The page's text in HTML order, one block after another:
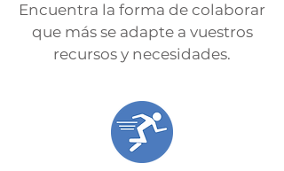
Encuentra la forma de colaborar
que más se adapte a vuestros
recursos y necesidades.